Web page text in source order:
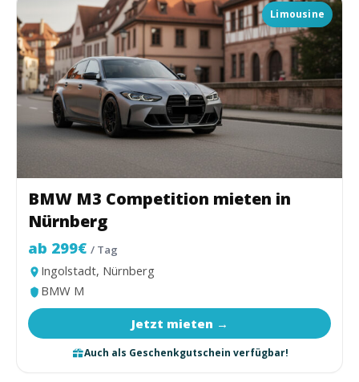
Limousine
BMW M3 Competition mieten in
Nürnberg
ab 299€ / Tag
Ingolstadt, Nürnberg
BMW M
Jetzt mieten →
Auch als Geschenkgutschein verfügbar!